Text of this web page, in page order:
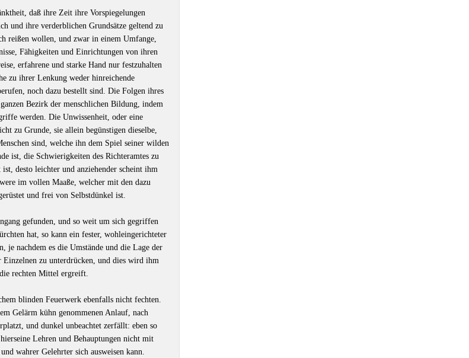
daß ihre Zeit ihre Vorspiegelungen
und ihre verderblichen Grundsätze geltend zu
reißen wollen, und zwar in einem Umfange,
Fähigkeiten und Einrichtungen von ihren
erfahrene und starke Hand nur festzuhalten
zu ihrer Lenkung weder hinreichende
noch dazu bestellt sind. Die Folgen ihres
Bezirk der menschlichen Bildung, indem
werden. Die Unwissenheit, oder eine
zu Grunde, sie allein begünstigen dieselbe,
sind, welche ihn dem Spiel seiner wilden
ist, die Schwierigkeiten des Richteramtes zu
desto leichter und anziehender scheint ihm
im vollen Maaße, welcher mit den dazu
und frei von Selbstdünkel ist.
gefunden, und so weit um sich gegriffen
hat, so kann ein fester, wohleingerichteter
je nachdem es die Umstände und die Lage der
zu unterdrücken, und dies wird ihm
rechten Mittel ergreift.
blinden Feuerwerk ebenfalls nicht fechten.
Gelärm kühn genommenen Anlauf, nach
und dunkel unbeachtet zerfällt: eben so
Lehren und Behauptungen nicht mit
wahrer Gelehrter sich ausweisen kann.